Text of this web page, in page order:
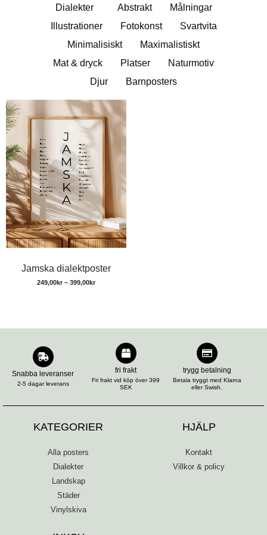
Dialekter Abstrakt
Målningar
Illustrationer
Fotokonst
Svartvita
Minimalisiskt
Maximalistiskt
Mat & dryck
Platser
Naturmotiv
Djur
Barnposters
Jamska dialektposter
249,00kr – 399,00kr
Prisintervall:
249,00kr
till
399,00kr
Snabba leveranser
2-5 dagar leverans
fri frakt
Fri frakt vid köp över 399
SEK
trygg betalning
Betala tryggt med Klarna
eller Swish.
KATEGORIER
Alla posters
Dialekter
Landskap
Städer
Vinylskiva
HJÄLP
Kontakt
Villkor & policy